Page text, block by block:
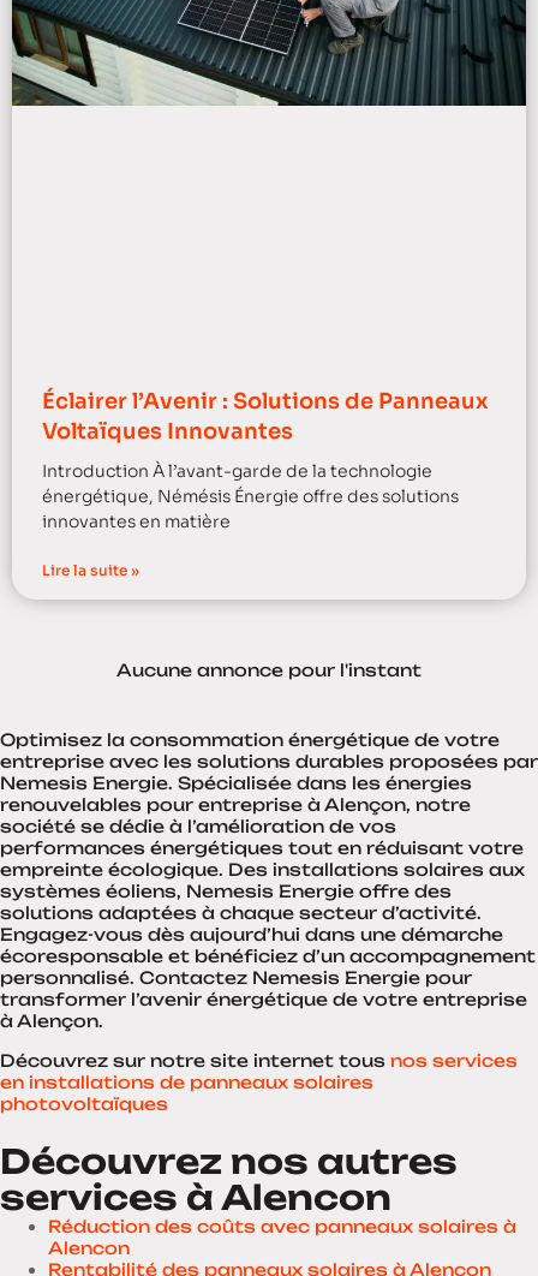
Éclairer l’Avenir : Solutions de Panneaux
Voltaïques Innovantes
Introduction À l’avant-garde de la technologie
énergétique, Némésis Énergie offre des solutions
innovantes en matière
Lire la suite »
Aucune annonce pour l'instant
Optimisez la consommation énergétique de votre
entreprise avec les solutions durables proposées par
Nemesis Energie. Spécialisée dans les énergies
renouvelables pour entreprise à Alençon, notre
société se dédie à l’amélioration de vos
performances énergétiques tout en réduisant votre
empreinte écologique. Des installations solaires aux
systèmes éoliens, Nemesis Energie offre des
solutions adaptées à chaque secteur d’activité.
Engagez-vous dès aujourd’hui dans une démarche
écoresponsable et bénéficiez d’un accompagnement
personnalisé. Contactez Nemesis Energie pour
transformer l’avenir énergétique de votre entreprise
à Alençon.
Découvrez sur notre site internet tous nos services
en installations de panneaux solaires
photovoltaïques
Découvrez nos autres
services à Alencon
Réduction des coûts avec panneaux solaires à
Alencon
Rentabilité des panneaux solaires à Alencon